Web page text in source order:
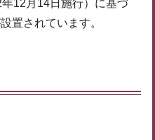
12月14日施行）に基づ
置されています。